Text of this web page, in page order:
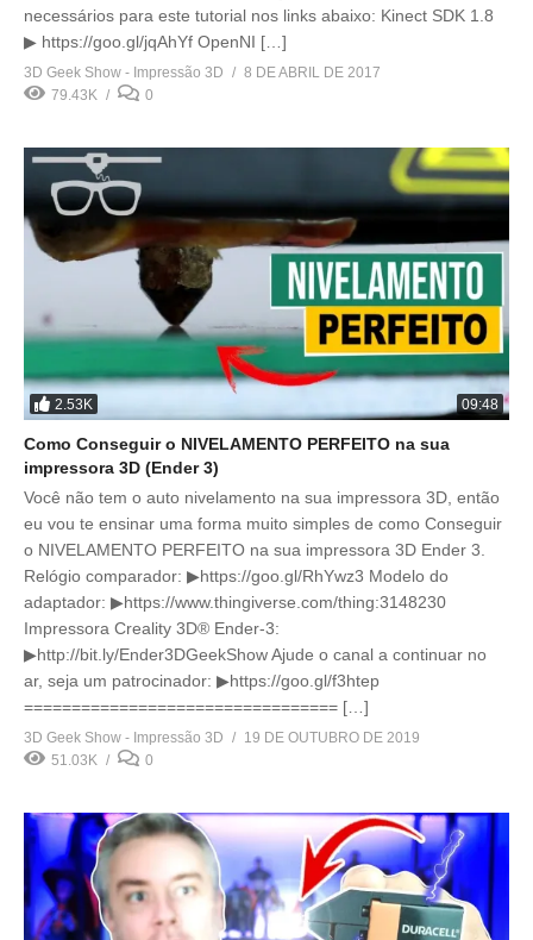
necessários para este tutorial nos links abaixo: Kinect SDK 1.8
▶ https://goo.gl/jqAhYf OpenNI […]
3D Geek Show - Impressão 3D
8 DE ABRIL DE 2017
79.43K
0
2.53K 09:48
Como Conseguir o NIVELAMENTO PERFEITO na sua
impressora 3D (Ender 3)
Você não tem o auto nivelamento na sua impressora 3D, então
eu vou te ensinar uma forma muito simples de como Conseguir
o NIVELAMENTO PERFEITO na sua impressora 3D Ender 3.
Relógio comparador: ▶https://goo.gl/RhYwz3 Modelo do
adaptador: ▶https://www.thingiverse.com/thing:3148230
Impressora Creality 3D® Ender-3:
▶http://bit.ly/Ender3DGeekShow Ajude o canal a continuar no
ar, seja um patrocinador: ▶https://goo.gl/f3htep
================================= […]
3D Geek Show - Impressão 3D
19 DE OUTUBRO DE 2019
51.03K
0